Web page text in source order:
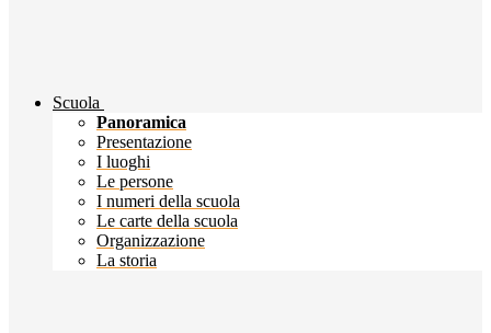
Scuola
Panoramica
Presentazione
I luoghi
Le persone
I numeri della scuola
Le carte della scuola
Organizzazione
La storia